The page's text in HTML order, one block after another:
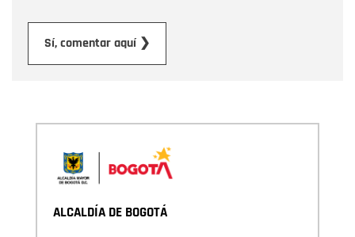
Sí, comentar aquí ❯
ALCALDÍA DE BOGOTÁ